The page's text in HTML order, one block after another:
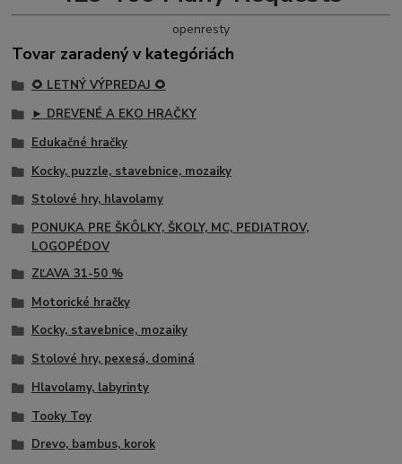
openresty
Tovar zaradený v kategóriách
🌻 LETNÝ VÝPREDAJ 🌻
► DREVENÉ A EKO HRAČKY
Edukačné hračky
Kocky, puzzle, stavebnice, mozaiky
Stolové hry, hlavolamy
PONUKA PRE ŠKÔLKY, ŠKOLY, MC, PEDIATROV,
LOGOPÉDOV
ZĽAVA 31-50 %
Motorické hračky
Kocky, stavebnice, mozaiky
Stolové hry, pexesá, dominá
Hlavolamy, labyrinty
Tooky Toy
Drevo, bambus, korok